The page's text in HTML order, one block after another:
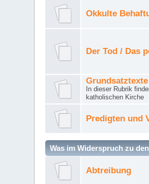
Okkulte
Der Tod / Das
Grundsatztexte
In dieser Rubrik
katholischen Kirche
Predigten und
Was im Widerspruch zu
Abtreibung